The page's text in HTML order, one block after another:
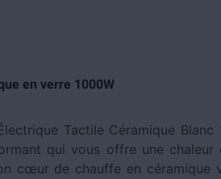
en verre 1000W
Tactile Céramique Blanc
qui vous offre une chaleur
cœur de chauffe en céramique